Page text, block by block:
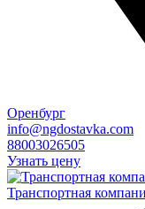
Оренбург
info@ngdostavka.com
88003026505
Узнать цену
Транспортная